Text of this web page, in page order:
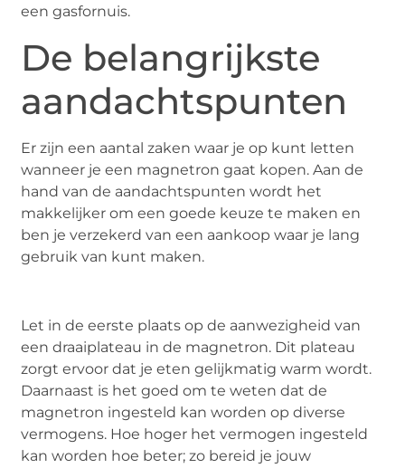
een gasfornuis.
De belangrijkste
aandachtspunten
Er zijn een aantal zaken waar je op kunt letten
wanneer je een magnetron gaat kopen. Aan de
hand van de aandachtspunten wordt het
makkelijker om een goede keuze te maken en
ben je verzekerd van een aankoop waar je lang
gebruik van kunt maken.
Let in de eerste plaats op de aanwezigheid van
een draaiplateau in de magnetron. Dit plateau
zorgt ervoor dat je eten gelijkmatig warm wordt.
Daarnaast is het goed om te weten dat de
magnetron ingesteld kan worden op diverse
vermogens. Hoe hoger het vermogen ingesteld
kan worden hoe beter; zo bereid je jouw